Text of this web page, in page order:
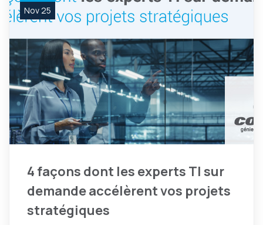
Nov 25
4 façons dont les experts TI sur
demande accélèrent vos projets
stratégiques